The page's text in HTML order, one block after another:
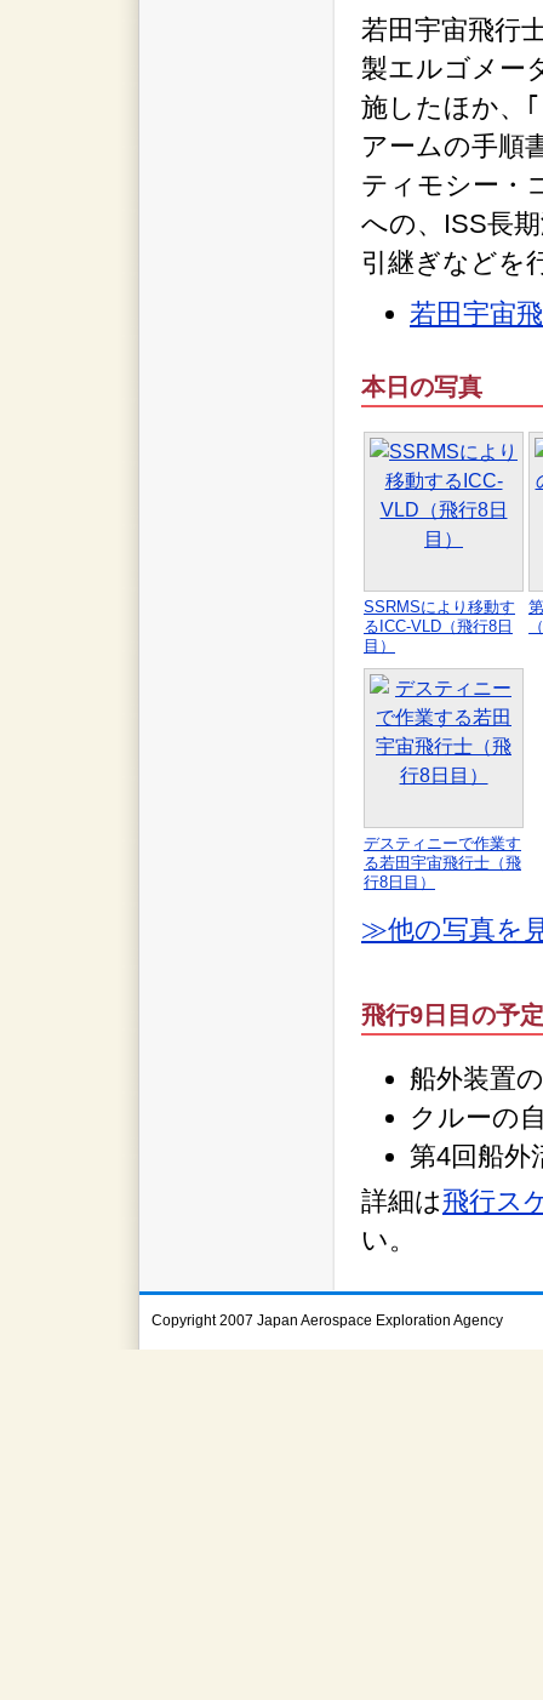
若田宇宙飛行
製エルゴメー
施したほか、
アームの手順
ティモシー・
への、ISS長
引継ぎなどを
若田宇宙
本日の写真
SSRMSにより移動す
るICC-VLD（飛行8日
目）
デスティニーで作業す
る若田宇宙飛行士（飛
行8日目）
≫他の写真を
飛行9日目の予定
船外装置
クルーの
第4回船外
詳細は飛行ス
い。
Copyright 2007 Japan Aerospace Exploration Agency